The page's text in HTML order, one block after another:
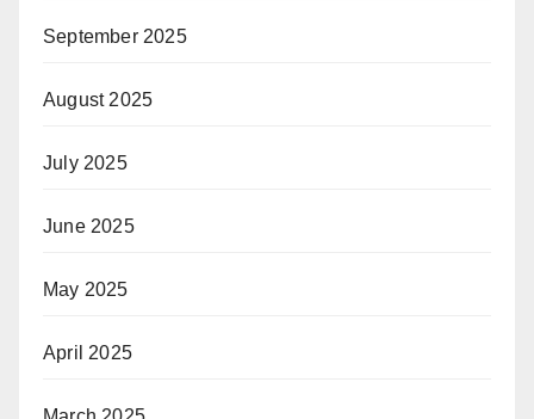
September 2025
August 2025
July 2025
June 2025
May 2025
April 2025